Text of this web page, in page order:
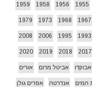
1955
1956
1958
1959
1967
1968
1973
1979
1993
1995
2006
2008
2017
2018
2019
2020
אבוקדו אביטל מרום אורים
המים אנדרטה אפרים גולן